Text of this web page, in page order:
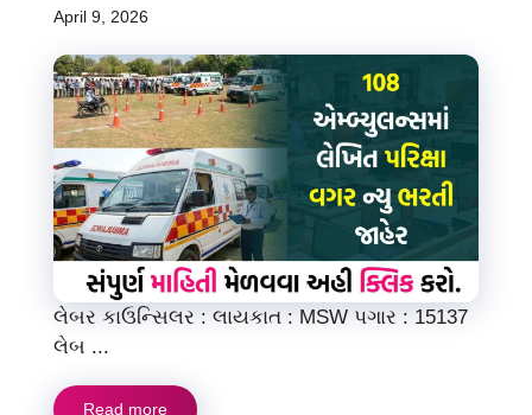
April 9, 2026
લેબર કાઉન્સિલર : લાયકાત : MSW પગાર : 15137
લેબ ...
Read more